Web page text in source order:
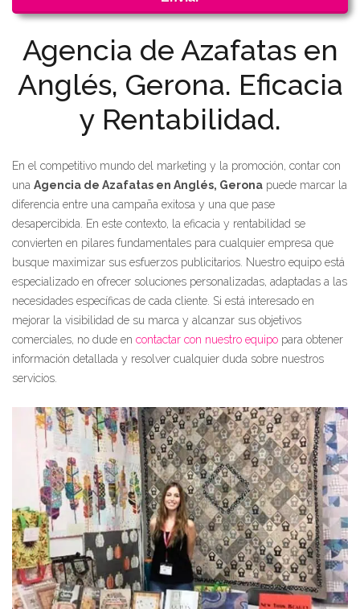
Agencia de Azafatas en
Anglés, Gerona. Eficacia
y Rentabilidad.
En el competitivo mundo del marketing y la promoción, contar con
una Agencia de Azafatas en Anglés, Gerona puede marcar la
diferencia entre una campaña exitosa y una que pase
desapercibida. En este contexto, la eficacia y rentabilidad se
convierten en pilares fundamentales para cualquier empresa que
busque maximizar sus esfuerzos publicitarios. Nuestro equipo está
especializado en ofrecer soluciones personalizadas, adaptadas a las
necesidades específicas de cada cliente. Si está interesado en
mejorar la visibilidad de su marca y alcanzar sus objetivos
comerciales, no dude en contactar con nuestro equipo para obtener
información detallada y resolver cualquier duda sobre nuestros
servicios.